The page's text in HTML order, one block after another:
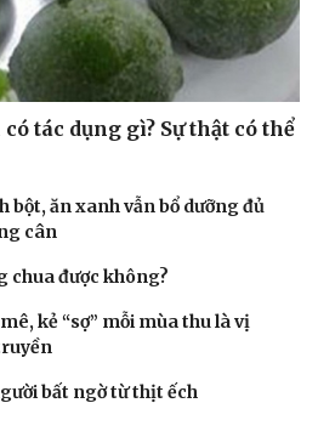
tác dụng gì? Sự thật có thể
bột, ăn xanh vẫn bổ dưỡng đủ
cân
chua được không?
kẻ “sợ” mỗi mùa thu là vị
bất ngờ từ thịt ếch